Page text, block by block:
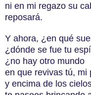
ni en mi regazo su
reposará.
Y ahora, ¿en qué
¿dónde se fue tu
¿no hay otro mundo
en que revivas tú, mi
y encima de los